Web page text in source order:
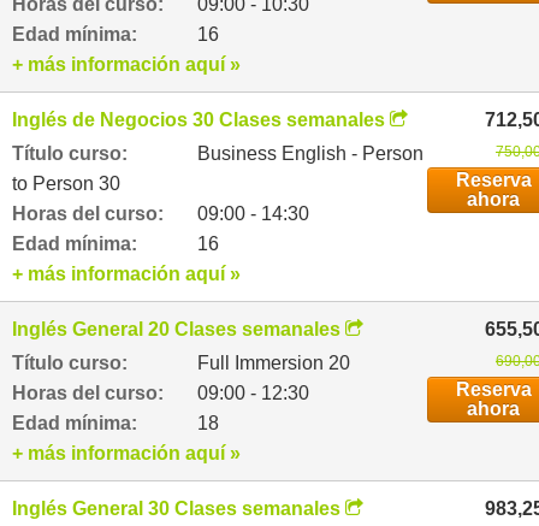
Horas del curso:
09:00 - 10:30
Edad mínima:
16
+ más información aquí »
Inglés de Negocios 30 Clases semanales
Título curso:
Business English - Person
to Person 30
Horas del curso:
09:00 - 14:30
Edad mínima:
16
Reserva
ahora
+ más información aquí »
Inglés General 20 Clases semanales
Título curso:
Full Immersion 20
Horas del curso:
09:00 - 12:30
Edad mínima:
18
Reserva
ahora
+ más información aquí »
Inglés General 30 Clases semanales